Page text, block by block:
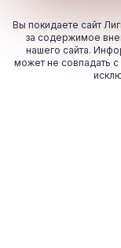
Вы покидаете сайт
за содержимое
нашего сайта.
может не совпадать